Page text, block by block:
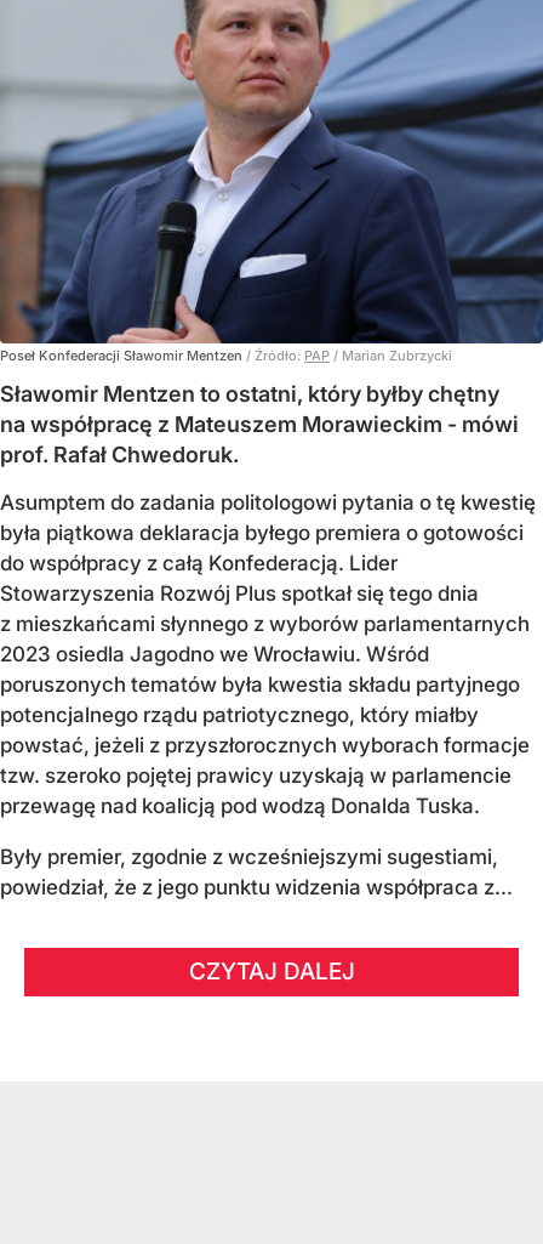
Poseł Konfederacji Sławomir Mentzen / Źródło: PAP / Marian Zubrzycki
Sławomir Mentzen to ostatni, który byłby chętny
na współpracę z Mateuszem Morawieckim - mówi
prof. Rafał Chwedoruk.
Asumptem do zadania politologowi pytania o tę kwestię
była piątkowa deklaracja byłego premiera o gotowości
do współpracy z całą Konfederacją. Lider
Stowarzyszenia Rozwój Plus spotkał się tego dnia
z mieszkańcami słynnego z wyborów parlamentarnych
2023 osiedla Jagodno we Wrocławiu. Wśród
poruszonych tematów była kwestia składu partyjnego
potencjalnego rządu patriotycznego, który miałby
powstać, jeżeli z przyszłorocznych wyborach formacje
tzw. szeroko pojętej prawicy uzyskają w parlamencie
przewagę nad koalicją pod wodzą Donalda Tuska.
Były premier, zgodnie z wcześniejszymi sugestiami,
powiedział, że z jego punktu widzenia współpraca z...
CZYTAJ DALEJ